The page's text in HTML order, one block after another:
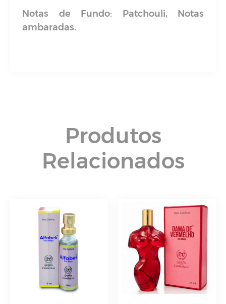
Notas de Fundo: Patchouli, Notas
ambaradas.
Produtos
Relacionados